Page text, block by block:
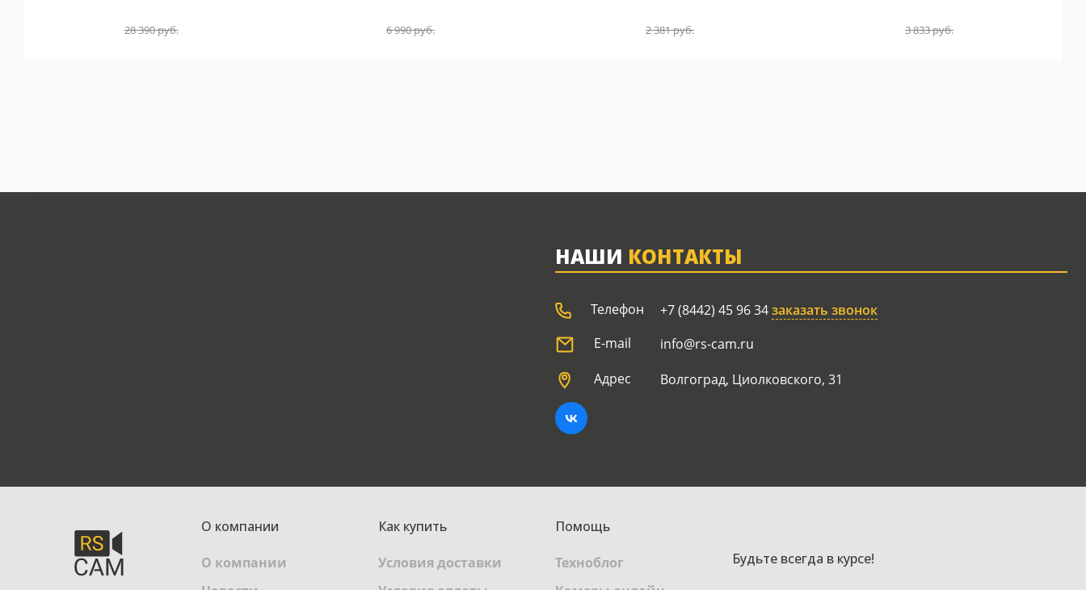
28 390руб. 6 990руб. 2 381руб. 3 833руб.
НАШИ КОНТАКТЫ
Телефон +7 (8442) 45 96 34заказать звонок
E-mail
info@rs-cam.ru
Адрес
Волгоград, Циолковского, 31
О компании
О компании
Как купить
Условия доставки
Помощь
Техноблог
Будьте всегда в курсе!